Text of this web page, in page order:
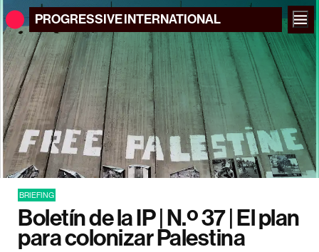
PROGRESSIVEINTERNATIONAL
BRIEFING
Boletín de la IP | N.º 37 | El plan
para colonizar Palestina